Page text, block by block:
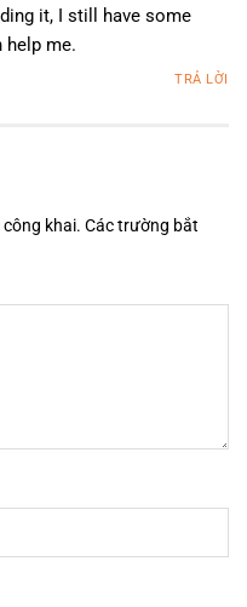
it, I still have some
help me.
TRẢ LỜI
khai. Các trường bắt